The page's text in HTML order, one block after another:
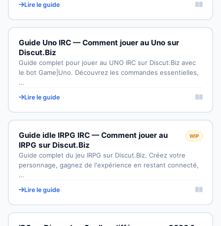
Lire le guide
Guide Uno IRC — Comment jouer au Uno sur
Discut.Biz
Guide complet pour jouer au UNO IRC sur Discut.Biz avec
le bot Game|Uno. Découvrez les commandes essentielles,
…
Lire le guide
Guide idle IRPG IRC — Comment jouer au
IRPG sur Discut.Biz
WIP
Guide complet du jeu IRPG sur Discut.Biz. Créez votre
personnage, gagnez de l'expérience en restant connecté,
…
Lire le guide